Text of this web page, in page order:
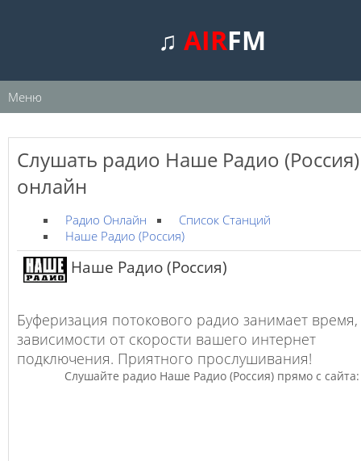
♫AIRFM
Меню
Слушать радио Наше Радио (Россия)
онлайн
Радио Онлайн
Список Станций
Наше Радио (Россия)
Наше Радио (Россия)
Буферизация потокового радио занимает время,
зависимости от скорости вашего интернет
подключения. Приятного прослушивания!
Слушайте радио Наше Радио (Россия) прямо с сайта: